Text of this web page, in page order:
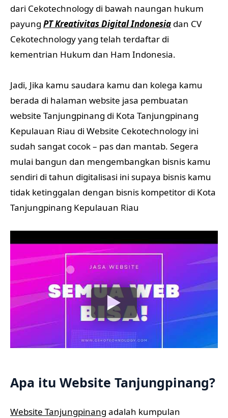
dari Cekotechnology di bawah naungan hukum
payung PT Kreativitas Digital Indonesia dan CV
Cekotechnology yang telah terdaftar di
kementrian Hukum dan Ham Indonesia.
Jadi, Jika kamu saudara kamu dan kolega kamu
berada di halaman website jasa pembuatan
website Tanjungpinang di Kota Tanjungpinang
Kepulauan Riau di Website Cekotechnology ini
sudah sangat cocok – pas dan mantab. Segera
mulai bangun dan mengembangkan bisnis kamu
sendiri di tahun digitalisasi ini supaya bisnis kamu
tidak ketinggalan dengan bisnis kompetitor di Kota
Tanjungpinang Kepulauan Riau
Apa itu Website Tanjungpinang?
Website Tanjungpinang adalah kumpulan